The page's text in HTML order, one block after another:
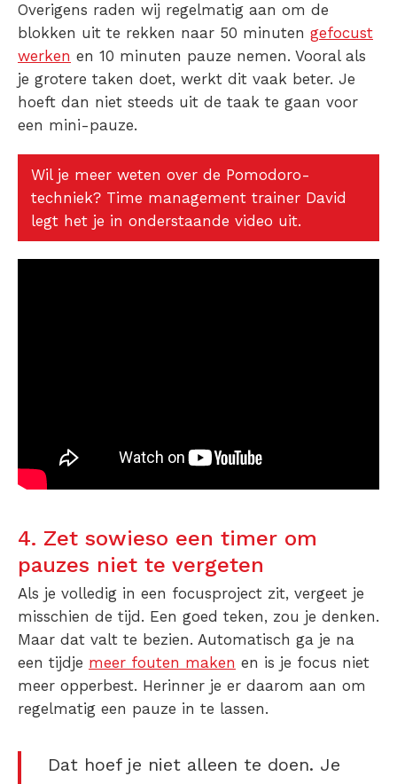
Overigens raden wij regelmatig aan om de
blokken uit te rekken naar 50 minuten gefocust
werken en 10 minuten pauze nemen. Vooral als
je grotere taken doet, werkt dit vaak beter. Je
hoeft dan niet steeds uit de taak te gaan voor
een mini-pauze.
Wil je meer weten over de Pomodoro-
techniek? Time management trainer David
legt het je in onderstaande video uit.
4. Zet sowieso een timer om
pauzes niet te vergeten
Als je volledig in een focusproject zit, vergeet je
misschien de tijd. Een goed teken, zou je denken.
Maar dat valt te bezien. Automatisch ga je na
een tijdje meer fouten maken en is je focus niet
meer opperbest. Herinner je er daarom aan om
regelmatig een pauze in te lassen.
Dat hoef je niet alleen te doen. Je